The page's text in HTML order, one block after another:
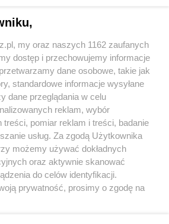
PRYWATNOŚCI HOSTING
RSS FACEBOOK KONTAKT
Nasze serwisy
Muzyka i kultura
Archiwum wydarzeń
my oraz naszych 1162 zaufanych
dostęp i przechowujemy informacje
dane osobowe, takie jak
standardowe informacje wysyłane
dane przeglądania w celu
reklam, wybór
treści, pomiar reklam i treści, badanie
usług. Za zgodą Użytkownika
możemy używać dokładnych
oraz aktywnie skanować
do celów identyfikacji.
prywatność, prosimy o zgodę na